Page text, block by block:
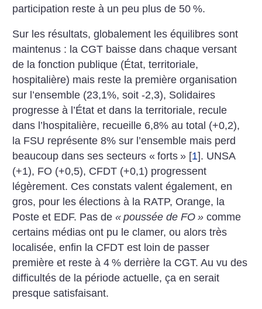
participation reste à un peu plus de 50 %.
Sur les résultats, globalement les équilibres sont
maintenus : la CGT baisse dans chaque versant
de la fonction publique (État, territoriale,
hospitalière) mais reste la première organisation
sur l’ensemble (23,1%, soit -2,3), Solidaires
progresse à l’État et dans la territoriale, recule
dans l’hospitalière, recueille 6,8% au total (+0,2),
la FSU représente 8% sur l’ensemble mais perd
beaucoup dans ses secteurs « forts » [1]. UNSA
(+1), FO (+0,5), CFDT (+0,1) progressent
légèrement. Ces constats valent également, en
gros, pour les élections à la RATP, Orange, la
Poste et EDF. Pas de« poussée de FO » comme
certains médias ont pu le clamer, ou alors très
localisée, enfin la CFDT est loin de passer
première et reste à 4 % derrière la CGT. Au vu des
difficultés de la période actuelle, ça en serait
presque satisfaisant.